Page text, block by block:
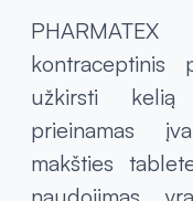
kontraceptinis
užkirsti
prieinamas
makšties